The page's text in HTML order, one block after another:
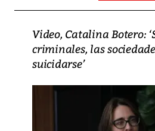
Video, Catalina Botero:
criminales, las
suicidarse’